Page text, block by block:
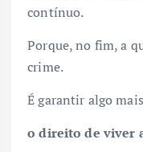
contínuo.
Porque, no fim, a
crime.
É garantir algo
o direito de viver